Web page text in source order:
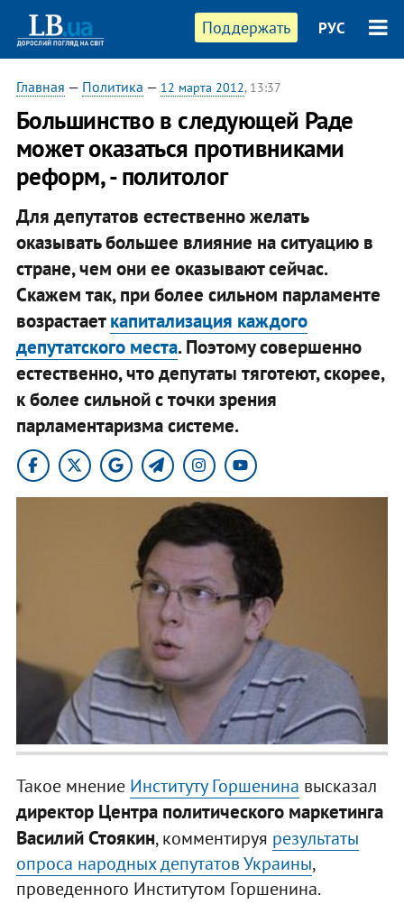
Поддержать РУС
Главная — Политика — 12 марта 2012, 13:37
Большинство в следующей Раде
может оказаться противниками
реформ, - политолог
Для депутатов естественно желать
оказывать большее влияние на ситуацию в
стране, чем они ее оказывают сейчас.
Скажем так, при более сильном парламенте
возрастаеткапитализация каждого
депутатского места. Поэтому совершенно
естественно, что депутаты тяготеют, скорее,
к более сильной с точки зрения
парламентаризма системе.
Такое мнение Институту Горшенина высказал
директор Центра политического маркетинга
Василий Стоякин, комментируя результаты
опроса народных депутатов Украины,
проведенного Институтом Горшенина.